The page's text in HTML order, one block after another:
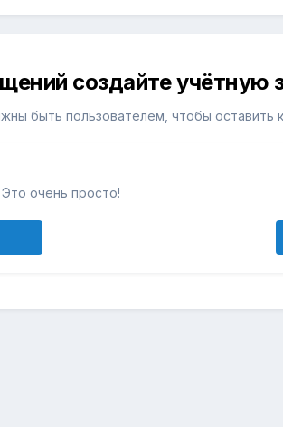
создайте учётную
быть пользователем, чтобы оставить
очень просто!